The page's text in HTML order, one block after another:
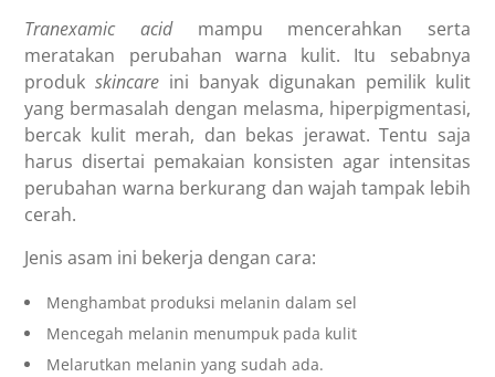
Tranexamic acid mampu mencerahkan serta
meratakan perubahan warna kulit. Itu sebabnya
produkskincare ini banyak digunakan pemilik kulit
yang bermasalah dengan melasma, hiperpigmentasi,
bercak kulit merah, dan bekas jerawat. Tentu saja
harus disertai pemakaian konsisten agar intensitas
perubahan warna berkurang dan wajah tampak lebih
cerah.
Jenis asam ini bekerja dengan cara:
Menghambat produksi melanin dalam sel
Mencegah melanin menumpuk pada kulit
Melarutkan melanin yang sudah ada.